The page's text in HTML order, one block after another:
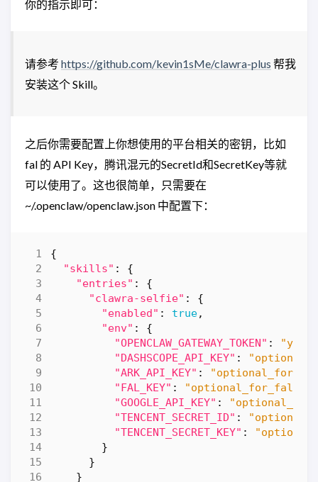
你的指示即可：
请参考 https://github.com/kevin1sMe/clawra-plus 帮我
安装这个 Skill。
之后你需要配置上你想使用的平台相关的密钥，比如
fal 的 API Key，腾讯混元的SecretId和SecretKey等就
可以使用了。这也很简单，只需要在
~/.openclaw/openclaw.json 中配置下：
{
"skills" :
{
"entries" :
{
"clawra-selfie" :
{
"enabled" : true,
"env" :
{
"OPENCLAW_GATEWAY_TOKEN" :
"DASHSCOPE_API_KEY" :
"ARK_API_KEY" :
"FAL_KEY" : "optional_for_fal"
"GOOGLE_API_KEY" :
"TENCENT_SECRET_ID" :
"TENCENT_SECRET_KEY" :
}
}
}